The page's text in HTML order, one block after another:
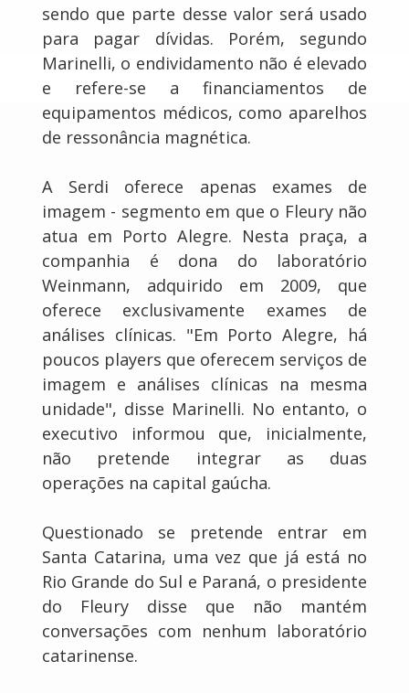
sendo que parte desse valor será usado
para pagar dívidas. Porém, segundo
Marinelli, o endividamento não é elevado
e refere-se a financiamentos de
equipamentos médicos, como aparelhos
de ressonância magnética.
A Serdi oferece apenas exames de
imagem - segmento em que o Fleury não
atua em Porto Alegre. Nesta praça, a
companhia é dona do laboratório
Weinmann, adquirido em 2009, que
oferece exclusivamente exames de
análises clínicas. "Em Porto Alegre, há
poucos players que oferecem serviços de
imagem e análises clínicas na mesma
unidade", disse Marinelli. No entanto, o
executivo informou que, inicialmente,
não pretende integrar as duas
operações na capital gaúcha.
Questionado se pretende entrar em
Santa Catarina, uma vez que já está no
Rio Grande do Sul e Paraná, o presidente
do Fleury disse que não mantém
conversações com nenhum laboratório
catarinense.